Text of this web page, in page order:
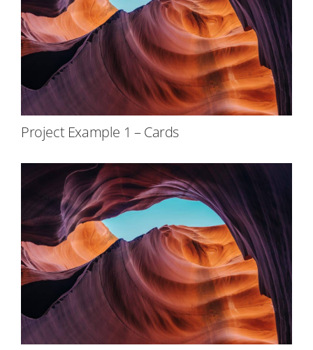
Project Example 1 – Cards